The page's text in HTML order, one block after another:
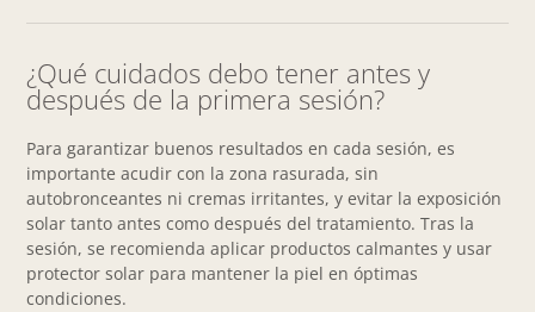
¿Qué cuidados debo tener antes y
después de la primera sesión?
Para garantizar buenos resultados en cada sesión, es
importante acudir con la zona rasurada, sin
autobronceantes ni cremas irritantes, y evitar la exposición
solar tanto antes como después del tratamiento. Tras la
sesión, se recomienda aplicar productos calmantes y usar
protector solar para mantener la piel en óptimas
condiciones.